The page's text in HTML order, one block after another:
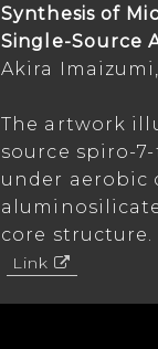
Synthesis of
Single-Source
Akira
The artwork
source spiro-
under aerobic
core structure.
Link